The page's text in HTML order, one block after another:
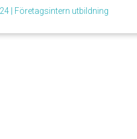
| Företagsintern utbildning